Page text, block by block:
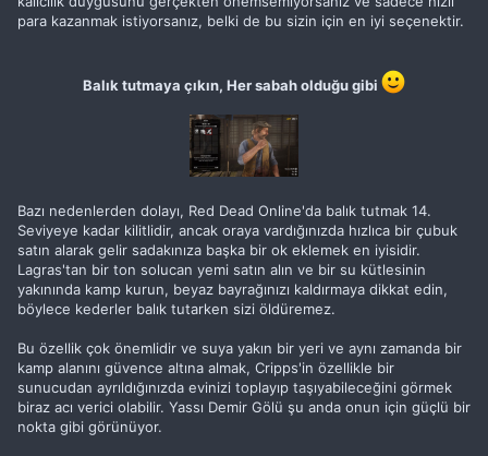
para kazanmak istiyorsanız, belki de bu sizin için en iyi seçenektir.
Balık tutmaya çıkın, Her sabah olduğu gibi
Bazı nedenlerden dolayı, Red Dead Online'da balık tutmak 14.
Seviyeye kadar kilitlidir, ancak oraya vardığınızda hızlıca bir çubuk
satın alarak gelir sadakınıza başka bir ok eklemek en iyisidir.
Lagras'tan bir ton solucan yemi satın alın ve bir su kütlesinin
yakınında kamp kurun, beyaz bayrağınızı kaldırmaya dikkat edin,
böylece kederler balık tutarken sizi öldüremez.
Bu özellik çok önemlidir ve suya yakın bir yeri ve aynı zamanda bir
kamp alanını güvence altına almak, Cripps'in özellikle bir
sunucudan ayrıldığınızda evinizi toplayıp taşıyabileceğini görmek
biraz acı verici olabilir. Yassı Demir Gölü şu anda onun için güçlü bir
nokta gibi görünüyor.